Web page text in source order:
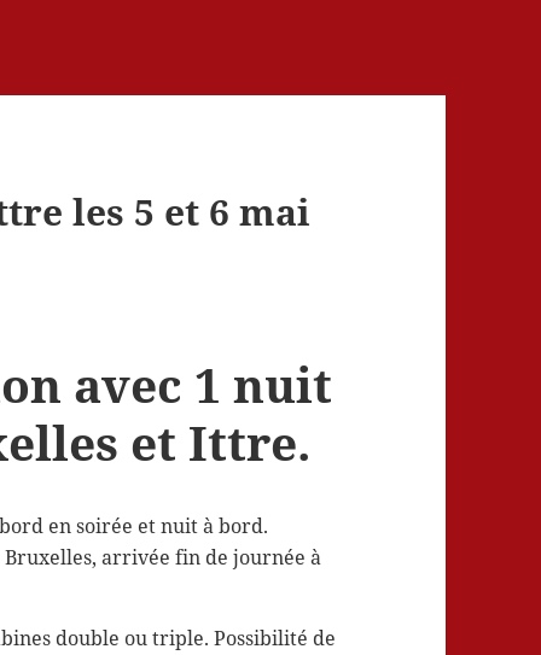
les 5 et 6 mai
avec 1 nuit
et Ittre.
en soirée et nuit à bord.
arrivée fin de journée à
double ou triple. Possibilité de